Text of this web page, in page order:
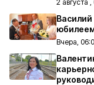
2 августа ,
Василий
Вчера,